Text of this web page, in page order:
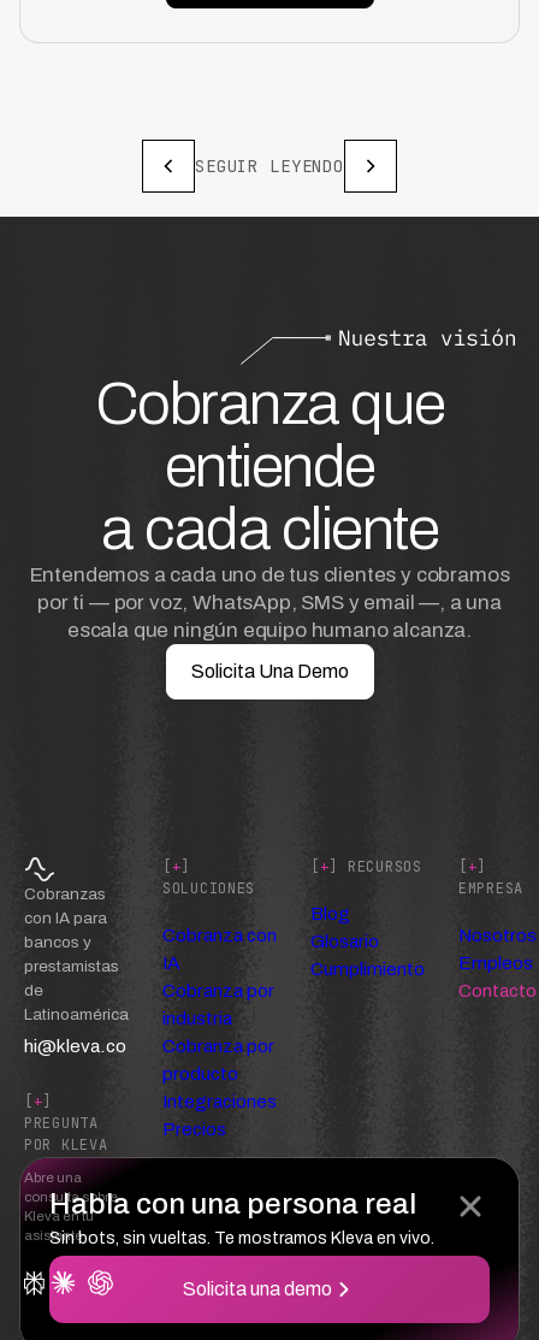
SEGUIR LEYENDO
Habla con una persona real
Sin bots, sin vueltas. Te mostramos Kleva en vivo.
Solicita una demo
Cobranza que
entiende
a cada cliente
Entendemos a cada uno de tus clientes y cobramos
por ti — por voz, WhatsApp, SMS y email —, a una
escala que ningún equipo humano alcanza.
Solicita Una Demo
Cobranzas
con IA para
bancos y
prestamistas
de
Latinoamérica
hi@kleva.co
[+]
PREGUNTA
POR KLEVA
Abre una
consulta sobre
Kleva en tu
asistente
[+]
SOLUCIONES
Cobranza con
IA
Cobranza por
industria
Cobranza por
producto
Integraciones
Precios
[+] RECURSOS
Blog
Glosario
Cumplimiento
[+]
EMPRESA
Nosotros
Empleos
Contacto